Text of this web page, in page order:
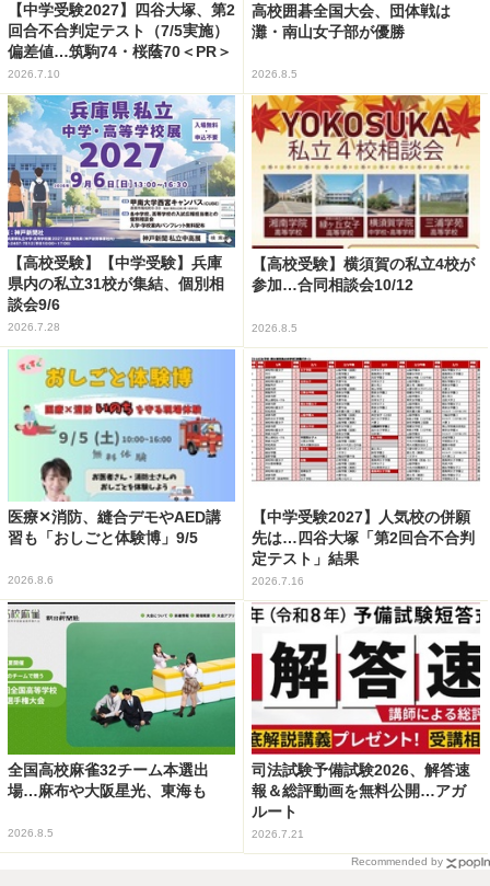
【中学受験2027】四谷大塚、第2
回合不合判定テスト（7/5実施）
偏差値…筑駒74・桜蔭70＜PR＞
2026.7.10
高校囲碁全国大会、団体戦は
灘・南山女子部が優勝
2026.8.5
【高校受験】【中学受験】兵庫
県内の私立31校が集結、個別相
談会9/6
2026.7.28
【高校受験】横須賀の私立4校が
参加…合同相談会10/12
2026.8.5
医療✕消防、縫合デモやAED講
習も「おしごと体験博」9/5
2026.8.6
【中学受験2027】人気校の併願
先は…四谷大塚「第2回合不合判
定テスト」結果
2026.7.16
全国高校麻雀32チーム本選出
場…麻布や大阪星光、東海も
2026.8.5
司法試験予備試験2026、解答速
報＆総評動画を無料公開…アガ
ルート
2026.7.21
Recommended by